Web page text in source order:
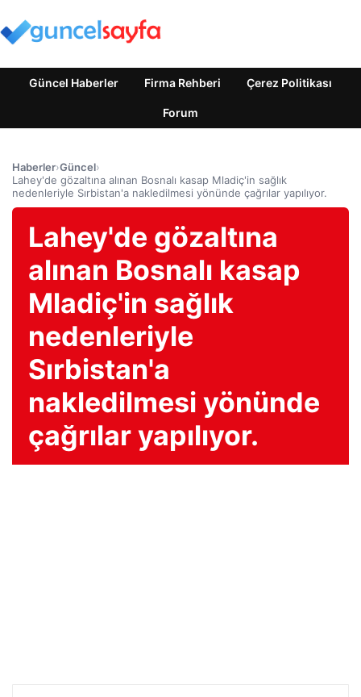
Güncel Haberler Firma Rehberi Çerez Politikası
Forum
Haberler›Güncel›
Lahey'de gözaltına alınan Bosnalı kasap Mladiç'in sağlık
nedenleriyle Sırbistan'a nakledilmesi yönünde çağrılar yapılıyor.
Lahey'de gözaltına
alınan Bosnalı kasap
Mladiç'in sağlık
nedenleriyle
Sırbistan'a
nakledilmesi yönünde
çağrılar yapılıyor.